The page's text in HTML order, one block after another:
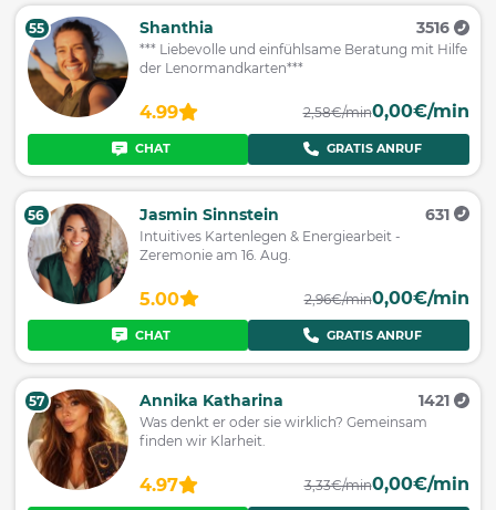
55 Shanthia 3516
*** Liebevolle und einfühlsame Beratung mit Hilfe
der Lenormandkarten***
4.99 2,58€/min0,00€/min
CHAT GRATIS ANRUF
56 Jasmin Sinnstein 631
Intuitives Kartenlegen & Energiearbeit -
Zeremonie am 16. Aug.
5.00 2,96€/min0,00€/min
CHAT GRATIS ANRUF
57 Annika Katharina 1421
Was denkt er oder sie wirklich? Gemeinsam
finden wir Klarheit.
4.97 3,33€/min0,00€/min